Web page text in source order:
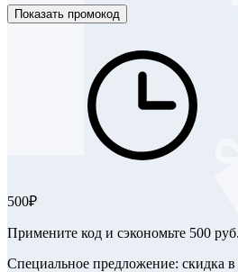
Показать промокод
500₽
Примените код и сэкономьте 500
Специальное предложение: скидка в